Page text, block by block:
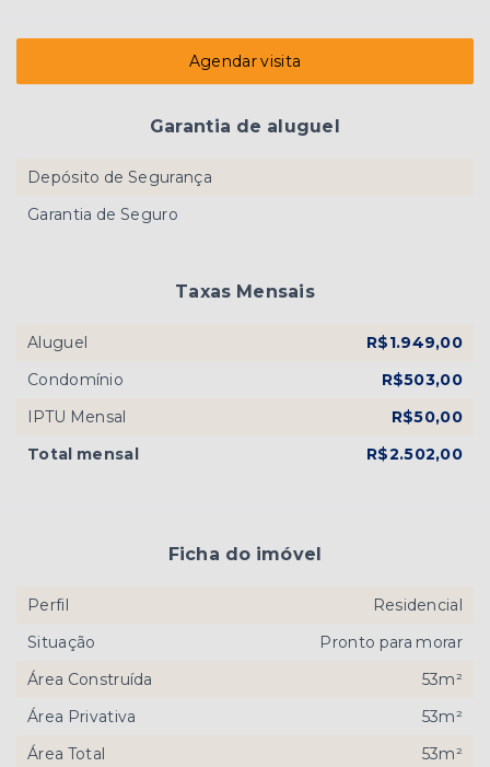
Agendar visita
Garantia de aluguel
Depósito de Segurança
Garantia de Seguro
Taxas Mensais
Aluguel
R$1.949,00
Condomínio
R$503,00
IPTU Mensal
R$50,00
Total mensal
R$2.502,00
Ficha do imóvel
Perfil
Residencial
Situação
Pronto para morar
Área Construída
53m²
Área Privativa
53m²
Área Total
53m²